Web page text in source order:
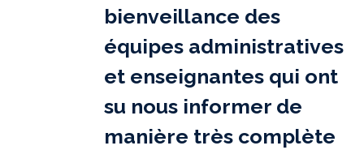
bienveillance des
équipes administratives
et enseignantes qui ont
su nous informer de
manière très complète